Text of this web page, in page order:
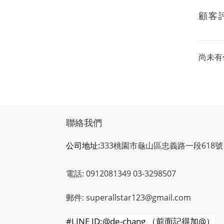
顧客
尚未
聯絡我們
公司地址:333桃園市龜山區忠義路一段618號
電話: 0912081349 03-3298507
郵件: superallstar123@gmail.com
#LINE ID:@de-chang （前面記得加@）